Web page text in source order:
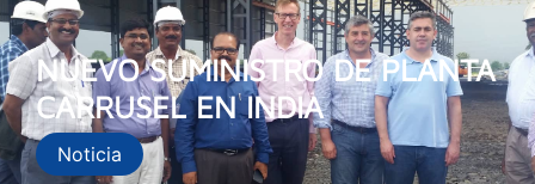
NUEVO SUMINISTRO DE PLANTA
CARRUSEL EN INDIA
Noticia